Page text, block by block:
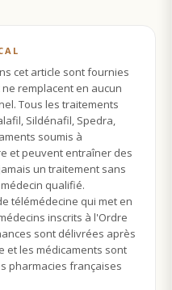
cet article sont fournies
remplacent en aucun
Tous les traitements
Sildénafil, Spedra,
soumis à
et peuvent entraîner des
un traitement sans
qualifié.
télémédecine qui met en
inscrits à l'Ordre
sont délivrées après
et les médicaments sont
pharmacies françaises